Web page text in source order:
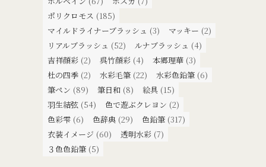
ポリクロモス (185)
マイルドライナーブラッシュ (3) マッキー (2)
リアルブラッシュ (52) ルナブラッシュ (4)
吉祥顔彩 (2) 呉竹顔彩 (4) 本郷理華 (3)
杜の四季 (2) 水彩毛筆 (22) 水彩色鉛筆 (6)
筆ペン (89) 筆日和 (8) 絵具 (15)
羽生結弦 (54) 色で遊ぶクレヨン (2)
色彩雫 (6) 色辞典 (29) 色鉛筆 (317)
衣装イメージ (60) 透明水彩 (7)
３色色鉛筆 (5)